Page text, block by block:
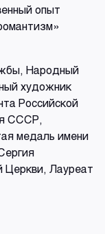
опыт
Народный
художник
Российской
СССР,
медаль имени
Церкви, Лауреат